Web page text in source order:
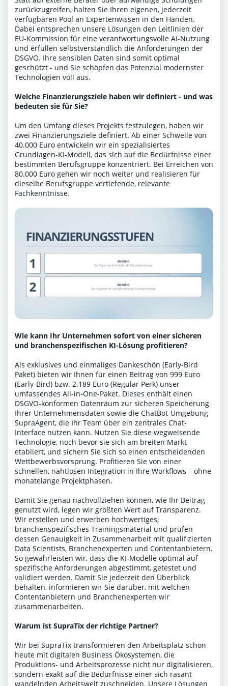
zurückzugreifen, halten Sie Ihren eigenen, jederzeit
verfügbaren Pool an Expertenwissen in den Händen.
Dabei entsprechen unsere Lösungen den Leitlinien der
EU-Kommission für eine verantwortungsvolle AI-Nutzung
und erfüllen selbstverständlich die Anforderungen der
DSGVO. Ihre sensiblen Daten sind somit optimal
geschützt - und Sie schöpfen das Potenzial modernster
Technologien voll aus.
Welche Finanzierungsziele haben wir definiert - und was
bedeuten sie für Sie?
Um den Umfang dieses Projekts festzulegen, haben wir
zwei Finanzierungsziele definiert. Ab einer Schwelle von
40.000 Euro entwickeln wir ein spezialisiertes
Grundlagen-KI-Modell, das sich auf die Bedürfnisse einer
bestimmten Berufsgruppe konzentriert. Bei Erreichen von
80.000 Euro gehen wir noch weiter und realisieren für
dieselbe Berufsgruppe vertiefende, relevante
Fachkenntnisse.
Wie kann Ihr Unternehmen sofort von einer sicheren
und branchenspezifischen KI-Lösung profitieren?
Als exklusives und einmaliges Dankeschön (Early-Bird
Paket) bieten wir Ihnen für einen Beitrag von 999 Euro
(Early-Bird) bzw. 2.189 Euro (Regular Perk) unser
umfassendes All-in-One-Paket. Dieses enthält einen
DSGVO-konformen Datenraum zur sicheren Speicherung
Ihrer Unternehmensdaten sowie die ChatBot-Umgebung
SupraAgent, die Ihr Team über ein zentrales Chat-
Interface nutzen kann. Nutzen Sie diese wegweisende
Technologie, noch bevor sie sich am breiten Markt
etabliert, und sichern Sie sich so einen entscheidenden
Wettbewerbsvorsprung. Profitieren Sie von einer
schnellen, nahtlosen Integration in Ihre Workflows – ohne
monatelange Projektphasen.
Damit Sie genau nachvollziehen können, wie Ihr Beitrag
genutzt wird, legen wir größten Wert auf Transparenz.
Wir erstellen und erwerben hochwertiges,
branchenspezifisches Trainingsmaterial und prüfen
dessen Genauigkeit in Zusammenarbeit mit qualifizierten
Data Scientists, Branchenexperten und Contentanbietern.
So gewährleisten wir, dass die KI-Modelle optimal auf
spezifische Anforderungen abgestimmt, getestet und
validiert werden. Damit Sie jederzeit den Überblick
behalten, informieren wir Sie darüber, mit welchen
Contentanbietern und Branchenexperten wir
zusammenarbeiten.
Warum ist SupraTix der richtige Partner?
Wir bei SupraTix transformieren den Arbeitsplatz schon
heute mit digitalen Business Ökosystemen, die
Produktions- und Arbeitsprozesse nicht nur digitalisieren,
sondern exakt auf die Bedürfnisse einer sich rasant
wandelnden Arbeitswelt zuschneiden. Unsere Lösungen